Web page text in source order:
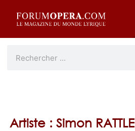
Artiste : Simon RATTLE